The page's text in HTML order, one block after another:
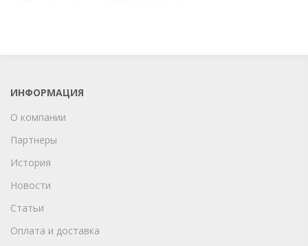
ИНФОРМАЦИЯ
О компании
Партнеры
История
Новости
Статьи
Оплата и доставка